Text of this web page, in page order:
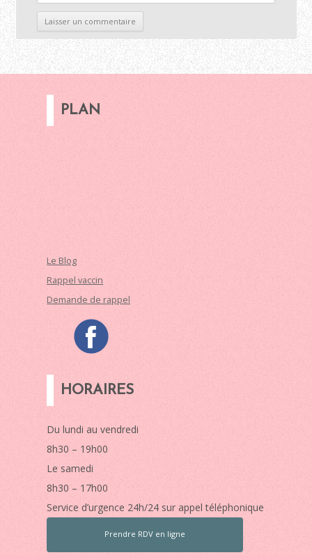
PLAN
Le Blog
Rappel vaccin
Demande de rappel
HORAIRES
Du lundi au vendredi
8h30 – 19h00
Le samedi
8h30 – 17h00
Service d’urgence 24h/24 sur appel téléphonique
Prendre RDV en ligne